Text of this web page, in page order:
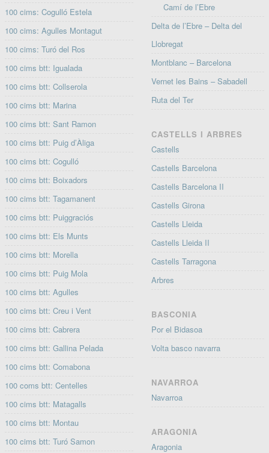
100 cims: Cogulló Estela
100 cims: Agulles Montagut
100 cims: Turó del Ros
100 cims btt: Igualada
100 cims btt: Collserola
100 cims btt: Marina
100 cims btt: Sant Ramon
100 cims btt: Puig d’Àliga
100 cims btt: Cogulló
100 cims btt: Boixadors
100 cims btt: Tagamanent
100 cims btt: Puiggraciós
100 cims btt: Els Munts
100 cims btt: Morella
100 cims btt: Puig Mola
100 cims btt: Agulles
100 cims btt: Creu i Vent
100 cims btt: Cabrera
100 cims btt: Gallina Pelada
100 cims btt: Comabona
100 coms btt: Centelles
100 cims btt: Matagalls
100 cims btt: Montau
100 cims btt: Turó Samon
Camí de l’Ebre
Delta de l’Ebre – Delta del
Llobregat
Montblanc – Barcelona
Vernet les Bains – Sabadell
Ruta del Ter
CASTELLS I ARBRES
Castells
Castells Barcelona
Castells Barcelona II
Castells Girona
Castells Lleida
Castells Lleida II
Castells Tarragona
Arbres
BASCONIA
Por el Bidasoa
Volta basco navarra
NAVARROA
Navarroa
ARAGONIA
Aragonia